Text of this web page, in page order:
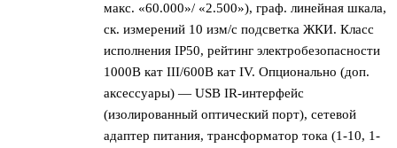
макс. «60.000»/ «2.500»), граф. линейная шкала,
ск. измерений 10 изм/с подсветка ЖКИ. Класс
исполнения IP50, рейтинг электробезопасности
1000В кат III/600В кат IV. Опционально (доп.
аксессуары) — USB IR-интерфейс
(изолированный оптический порт), сетевой
адаптер питания, трансформатор тока (1-10, 1-